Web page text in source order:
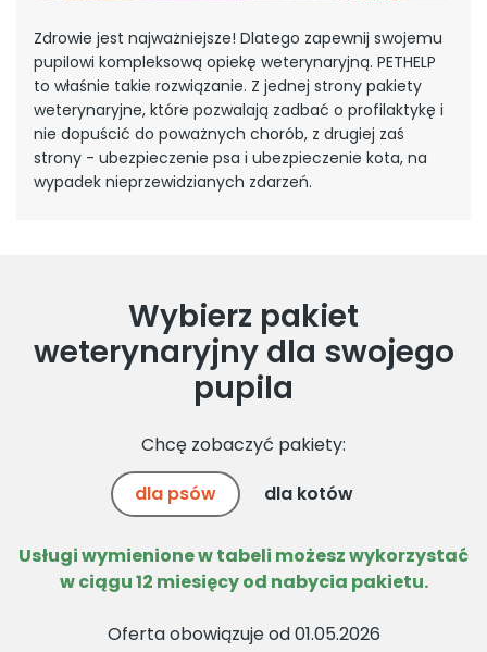
Zdrowie jest najważniejsze! Dlatego zapewnij swojemu
pupilowi kompleksową opiekę weterynaryjną. PETHELP
to właśnie takie rozwiązanie. Z jednej strony pakiety
weterynaryjne, które pozwalają zadbać o profilaktykę i
nie dopuścić do poważnych chorób, z drugiej zaś
strony - ubezpieczenie psa i ubezpieczenie kota, na
wypadek nieprzewidzianych zdarzeń.
Wybierz pakiet
weterynaryjny dla swojego
pupila
Chcę zobaczyć pakiety:
dla psów
dla kotów
Usługi wymienione w tabeli możesz wykorzystać
w ciągu 12 miesięcy od nabycia pakietu.
Oferta obowiązuje od 01.05.2026